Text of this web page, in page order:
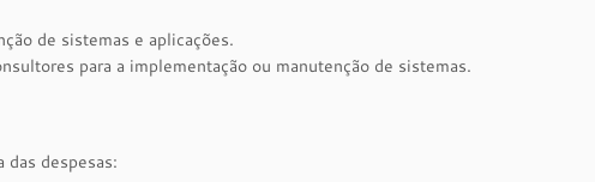
de sistemas e aplicações.
para a implementação ou manutenção de sistemas.
despesas: